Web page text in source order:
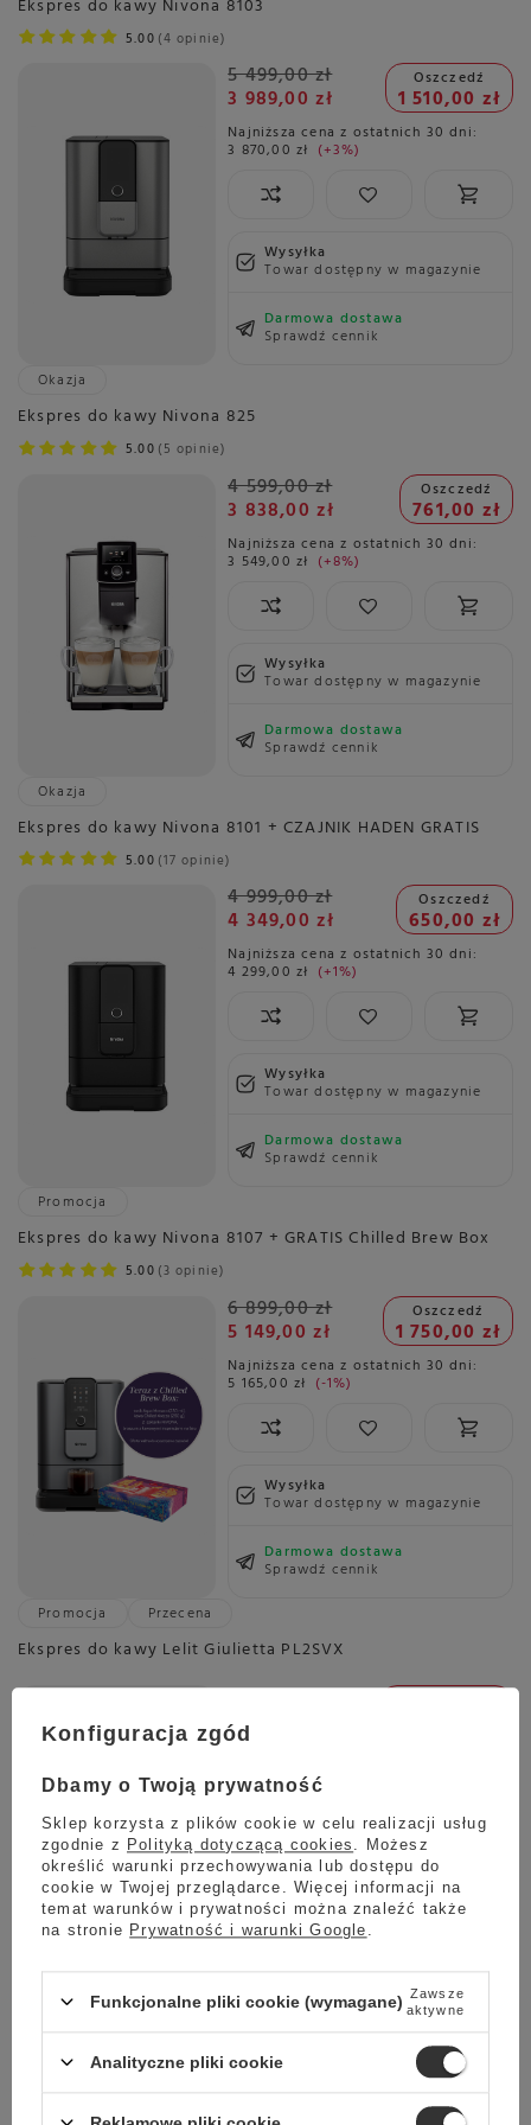
Ekspres do kawy Nivona 8103
5.00 4 opinie
5 499,00 zł
3 989,00 zł
Oszczedź
1 510,00 zł
Najniższa cena z ostatnich 30 dni:
3 870,00 zł +3%
Wysyłka
Towar dostępny w magazynie
Darmowa dostawa
Sprawdź cennik
Okazja
Ekspres do kawy Nivona 825
5.00 5 opinie
4 599,00 zł
3 838,00 zł
Oszczedź
761,00 zł
Najniższa cena z ostatnich 30 dni:
3 549,00 zł +8%
Wysyłka
Towar dostępny w magazynie
Darmowa dostawa
Sprawdź cennik
Okazja
Ekspres do kawy Nivona 8101 + CZAJNIK HADEN GRATIS
5.00 17 opinie
4 999,00 zł
4 349,00 zł
Oszczedź
650,00 zł
Najniższa cena z ostatnich 30 dni:
4 299,00 zł +1%
Wysyłka
Towar dostępny w magazynie
Darmowa dostawa
Sprawdź cennik
Promocja
Ekspres do kawy Nivona 8107 + GRATIS Chilled Brew Box
5.00 3 opinie
6 899,00 zł
5 149,00 zł
Oszczedź
1 750,00 zł
Najniższa cena z ostatnich 30 dni:
5 165,00 zł -1%
Wysyłka
Towar dostępny w magazynie
Darmowa dostawa
Sprawdź cennik
Promocja
Przecena
Ekspres do kawy Lelit Giulietta PL2SVX
12 699,00 zł
10 399,00 zł
10 799,00 zł
Planowana wysyłka
Skontaktuj się z obsługą
sklepu, aby oszacować czas
przygotowania tego produktu
do wysyłki.
Darmowa dostawa
Sprawdź cennik
Promocja
Konfiguracja zgód
Dbamy o Twoją prywatność
Sklep korzysta z plików cookie w celu realizacji usług
zgodnie z Polityką dotyczącą cookies
. Możesz
określić warunki przechowywania lub dostępu do
cookie w Twojej przeglądarce. Więcej informacji na
temat warunków i prywatności można znaleźć także
na stronie Prywatność i warunki Google
Funkcjonalne pliki cookie (wymagane) Zawsze
aktywne
Analityczne pliki cookie